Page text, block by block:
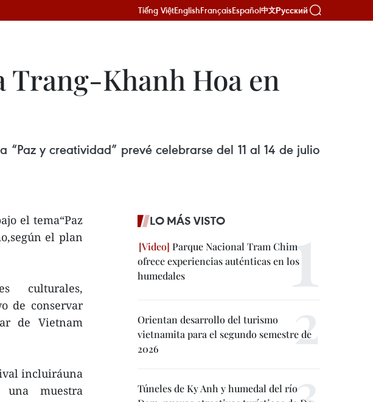
Tiếng ViệtEnglishFrançaisEspañol中文Русский
Trang-Khanh Hoa en
y creatividad” prevé celebrarse del 11 al 14 de julio
el tema“Paz
el plan
culturales,
de conservar
de Vietnam
incluiráuna
muestra
LO MÁS VISTO
Parque Nacional Tram Chim
ofrece experiencias auténticas en los
humedales
Orientan desarrollo del turismo
vietnamita para el segundo semestre de
2026
Túneles de Ky Anh y humedal del río